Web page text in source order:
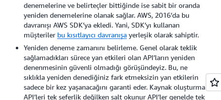
denemelerine ve belirteçler bittiğinde ise sabit bir oranda
yeniden denemelerine olanak sağlar. AWS, 2016’da bu
davranışı AWS SDK’ya ekledi. Yani, SDK’yı kullanan
müşteriler bu kısıtlayıcı davranışa yerleşik olarak sahiptir.
Yeniden deneme zamanını belirleme. Genel olarak teklik
sağlamadıkları sürece yan etkileri olan API’ların yeniden
denenmesinin güvenli olmadığı görüşündeyiz. Bu, ne
sıklıkla yeniden denediğiniz fark etmeksizin yan etkilerin
sadece bir kez yaşanacağını garanti eder. Kaynak oluşturma
API’leri tek seferlik değilken salt okunur API’ler genelde tek